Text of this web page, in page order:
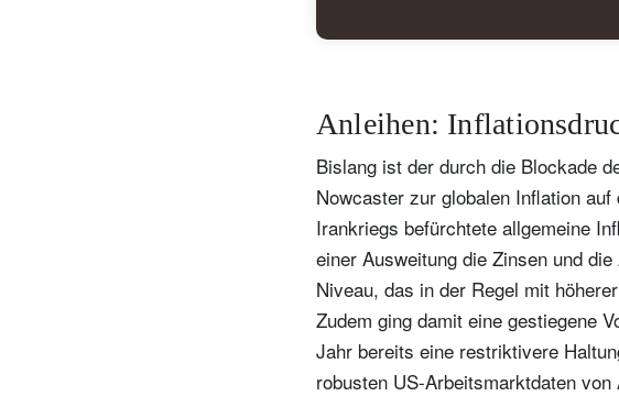
Anleihen:
Bislang ist der durch die Blockade
Nowcaster zur globalen Inflation
Irankriegs befürchtete allgemeine
einer Ausweitung die Zinsen und
Niveau, das in der Regel mit
Zudem ging damit eine gestiegene
Jahr bereits eine restriktivere
robusten US-Arbeitsmarktdaten